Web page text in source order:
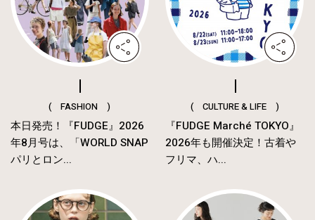
( FASHION )
本日発売！『FUDGE』2026
年8月号は、「WORLD SNAP
パリとロン...
( CULTURE & LIFE )
『FUDGE Marché TOKYO』
2026年も開催決定！古着や
フリマ、ハ...